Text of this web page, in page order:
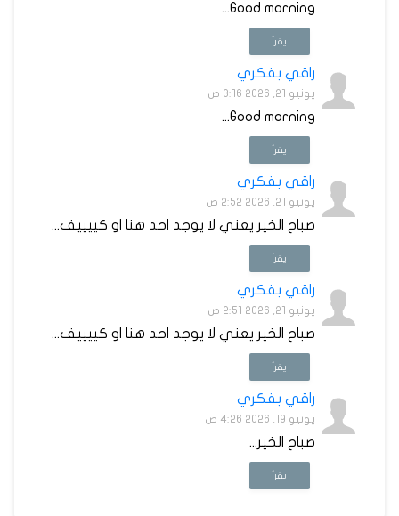
Good morning...
يقرأ
راقي بفكري
يونيو 21, 2026 3:16 ص
Good morning...
يقرأ
راقي بفكري
يونيو 21, 2026 2:52 ص
صباح الخير يعني لا يوجد احد هنا او كييييف...
يقرأ
راقي بفكري
يونيو 21, 2026 2:51 ص
صباح الخير يعني لا يوجد احد هنا او كييييف...
يقرأ
راقي بفكري
يونيو 19, 2026 4:26 ص
صباح الخير...
يقرأ